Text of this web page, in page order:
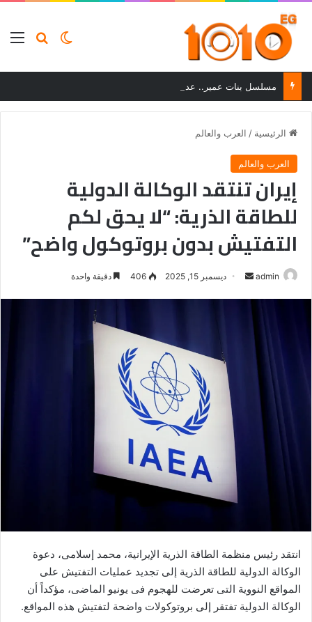
بحثالوضع
مسلسل بنات عمير.. عدد الحلقات والقصة وأبرز أبطال العمل
الرئيسية / العرب والعالم
العرب والعالم
إيران تنتقد الوكالة الدولية
للطاقة الذرية: “لا يحق لكم
التفتيش بدون بروتوكول واضح”
admin
أرسل ديسمبر 15, 2025 406 دقيقة واحدة
انتقد رئيس منظمة الطاقة الذرية الإيرانية، محمد إسلامى، دعوة
الوكالة الدولية للطاقة الذرية إلى تجديد عمليات التفتيش على
المواقع النووية التى تعرضت للهجوم فى يونيو الماضى، مؤكداً أن
الوكالة الدولية تفتقر إلى بروتوكولات واضحة لتفتيش هذه المواقع.